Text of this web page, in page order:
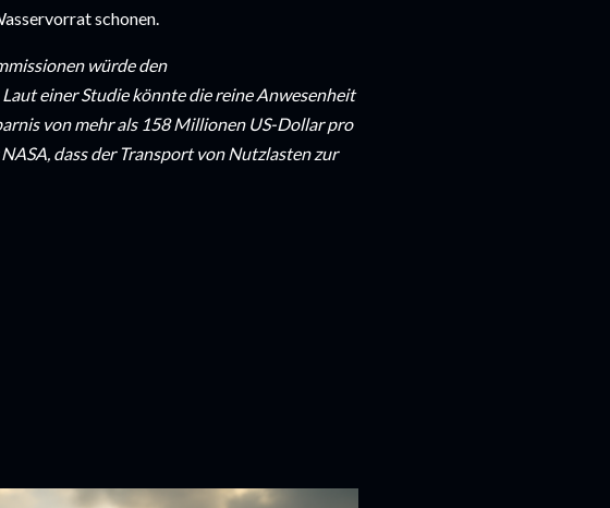
schonen.
würde den
einer Studie könnte die reine Anwesenheit
von mehr als 158 Millionen US-Dollar pro
dass der Transport von Nutzlasten zur